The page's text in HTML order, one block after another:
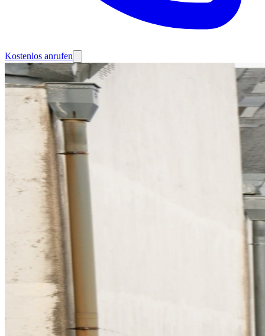
Kostenlos anrufen